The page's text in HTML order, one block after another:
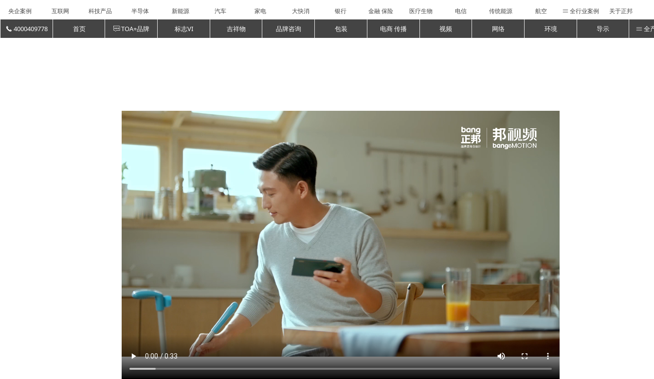
끅 4000409778 首页 ꁳ TOA+品牌 标志VI 吉祥物 品牌咨询 包装 电商 传播 视频 网络 环境 导示 ꁔ 全
央企案例 互联网 科技产品 半导体 新能源 汽车 家电 大快消 银行 金融 保险 医疗生物 电信 传统能源 航空 ꁔ 全行业案例 关于正邦